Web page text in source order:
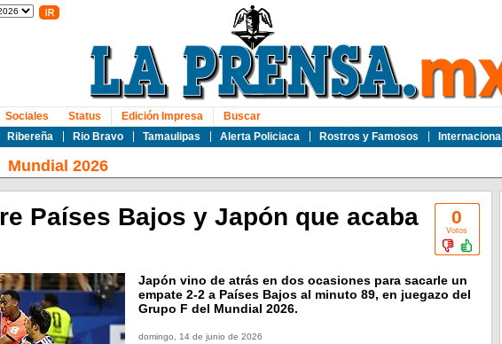
Ribereña Rio Bravo Tamaulipas Alerta Policiaca Rostros y Famosos Internacional
Sociales Status Edición Impresa Buscar
Mundial 2026
0
Votos
Países Bajos y Japón que acaba
Japón vino de atrás en dos ocasiones para sacarle un
empate 2-2 a Países Bajos al minuto 89, en juegazo del
Grupo F del Mundial 2026.
domingo, 14 de junio de 2026